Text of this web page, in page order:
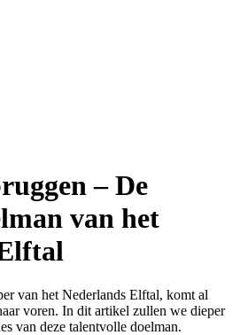
– De
van het
van het Nederlands Elftal, komt al
voren. In dit artikel zullen we dieper
van deze talentvolle doelman.